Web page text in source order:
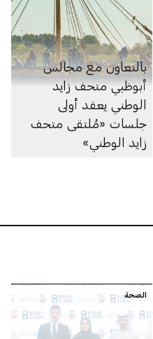
بالتعاون مع مجالس
أبوظبي متحف زايد
الوطني يعقد أولى
جلسات «مُلتقى متحف
زايد الوطني»
الصحة